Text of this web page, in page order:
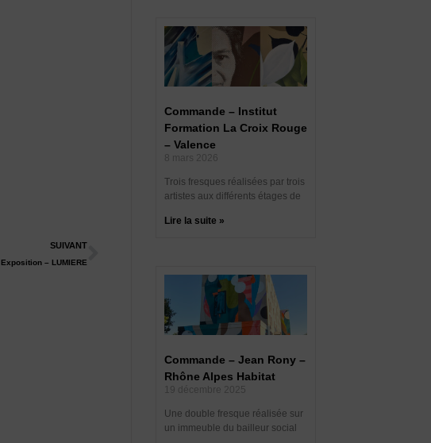
SUIVANT
Exposition – LUMIERE
Commande – Institut
Formation La Croix Rouge
– Valence
8 mars 2026
Trois fresques réalisées par trois
artistes aux différents étages de
Lire la suite »
Commande – Jean Rony –
Rhône Alpes Habitat
19 décembre 2025
Une double fresque réalisée sur
un immeuble du bailleur social